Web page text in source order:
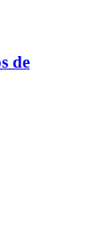
de